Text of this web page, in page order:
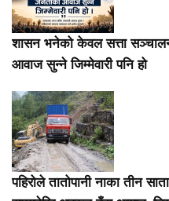
शासन भनेको केवल सत्ता
आवाज सुन्ने जिम्मेवारी पनि हो
पहिरोले तातोपानी नाका तीन